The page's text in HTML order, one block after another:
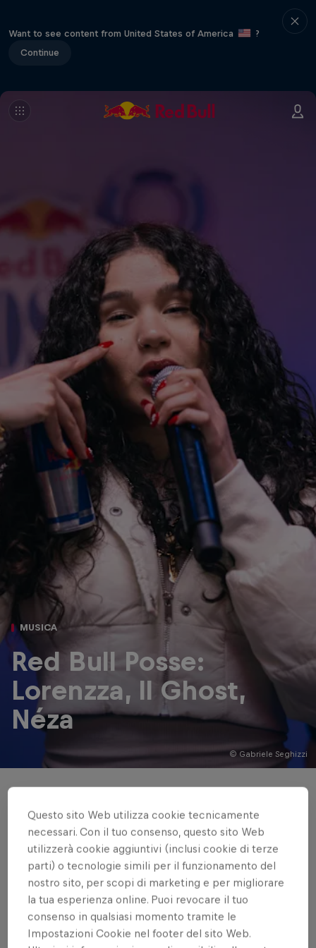
Want to see content from United States of America
?
Continue
© Gabriele Seghizzi
MUSICA
Red Bull Posse:
Lorenzza, Il Ghost,
Néza
gruppo, tre emergenti che rimano con
una profondità incredibile
Di Claudio Biazzetti
2 minuti di lettura
Published on 27.06.2025 · 19:29 UTC
Questo sito Web utilizza cookie tecnicamente
necessari. Con il tuo consenso, questo sito Web
utilizzerà cookie aggiuntivi (inclusi cookie di terze
parti) o tecnologie simili per il funzionamento del
nostro sito, per scopi di marketing e per migliorare
la tua esperienza online. Puoi revocare il tuo
consenso in qualsiasi momento tramite le
Impostazioni Cookie nel footer del sito Web.